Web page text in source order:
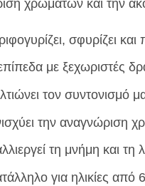
χρωμάτων και την
σφυρίζει
με ξεχωριστές
τον συντονισμό
την αναγνώριση
τη μνήμη και τη
για ηλικίες από